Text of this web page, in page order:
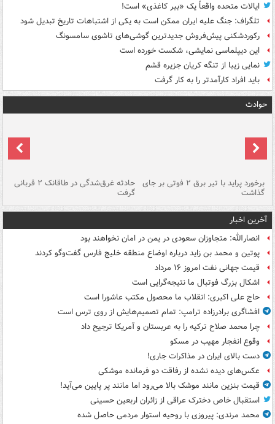
ایالات متحده واقعاً یک «ببر کاغذی» است!
تلگراف: جنگ علیه ایران ممکن است به یکی از اشتباهات تاریخ تبدیل شود
رکوردشکنی پیش‌فروش جدیدترین گوشی‌های تاشوی سامسونگ
این دیپلماسی نمایشی، شکست خورده است
نمایی زیبا از تنگه کریان جزیره قشم
باید افراد کارآمدتر را به کار گرفت
حوادث
برخورد پراید با تیر برق ۲ فوتی بر جای
گذاشت
حادثه غرق‌شدگی در طاقانک ۲ قربانی
گرفت
آخرین اخبار
انصارالله: متجاوزان سعودی در یمن در امان نخواهند بود
پوتین و محمد بن زاید درباره اوضاع منطقه خلیج فارس گفت‌وگو کردند
قیمت جهانی نفت امروز ۱۶ مرداد
اشکال بزرگ فوتبال ما نتیجه‌گرایی است
حاج علی اکبری: انقلاب ما محصول مکتب عاشورا است
افشاگری برادرزاده ترامپ: تمام تصمیم‌هایش از روی ترس است
چرا محمد صلاح ترکیه را به عربستان و آمریکا ترجیح داد
وقوع انفجار مهیب در مسکو
دست بالای ایران در مذاکرات جاری!
عکس‌های دیده نشده از رفاقت دو فرمانده‌ موشکی
قیمت بنزین مانند موشک بالا می‌رود اما مانند پر پایین می‌آید!
استقبال خاص دخترک عراقی از زائران اربعین حسینی
محمد مرندی: پیروزی با روحیه استوار مردمی حاصل شده